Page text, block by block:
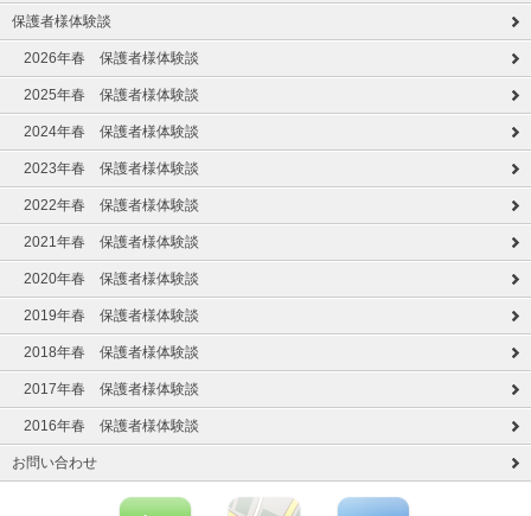
保護者様体験談
2026年春 保護者様体験談
2025年春 保護者様体験談
2024年春 保護者様体験談
2023年春 保護者様体験談
2022年春 保護者様体験談
2021年春 保護者様体験談
2020年春 保護者様体験談
2019年春 保護者様体験談
2018年春 保護者様体験談
2017年春 保護者様体験談
2016年春 保護者様体験談
お問い合わせ